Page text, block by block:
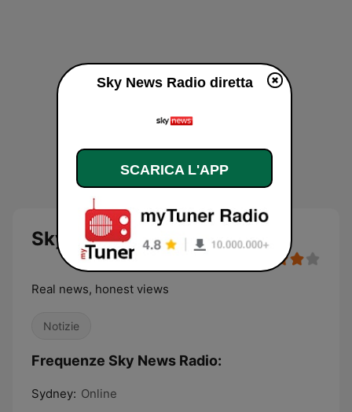
Sky News Radio
Real news, honest views
Notizie
Frequenze Sky News Radio:
Sydney: Online
Sky News Radio diretta
SCARICA L'APP